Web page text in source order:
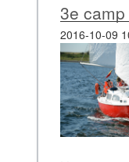
3e
2016-10-09